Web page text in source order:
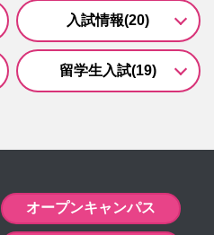
入試情報(20)
留学生入試(19)
オープンキャンパス